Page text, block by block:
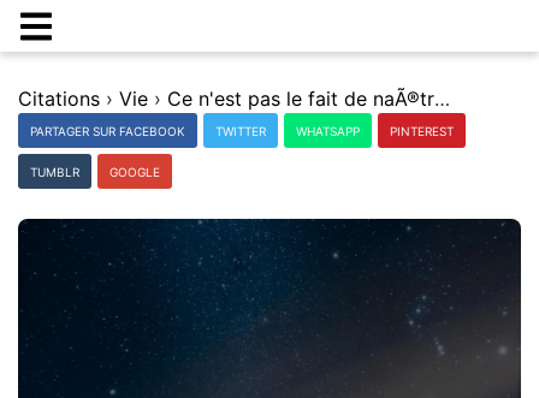
Citations › Vie › Ce n'est pas le fait de naÃ®tre qui est la vie mais la conscience.
PARTAGER SUR FACEBOOK TWITTER WHATSAPP PINTEREST
TUMBLR GOOGLE